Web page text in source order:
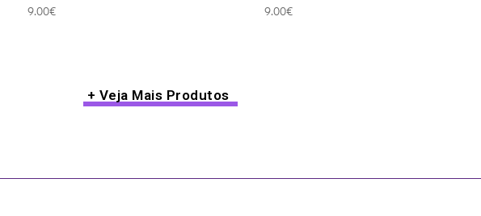
9.00€ 9.00€
+ Veja Mais Produtos